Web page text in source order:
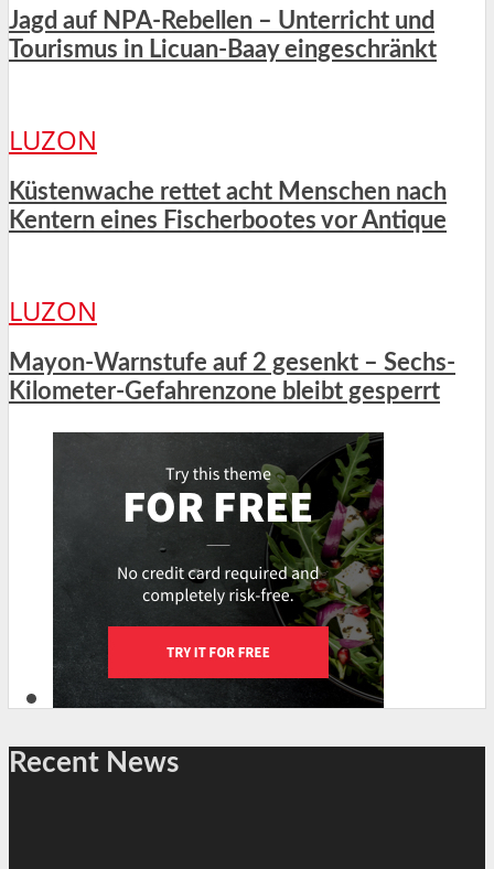
Jagd auf NPA-Rebellen – Unterricht und
Tourismus in Licuan-Baay eingeschränkt
LUZON
Küstenwache rettet acht Menschen nach
Kentern eines Fischerbootes vor Antique
LUZON
Mayon-Warnstufe auf 2 gesenkt – Sechs-
Kilometer-Gefahrenzone bleibt gesperrt
Recent News